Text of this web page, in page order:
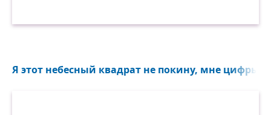
Я этот небесный квадрат не покину, мне цифры